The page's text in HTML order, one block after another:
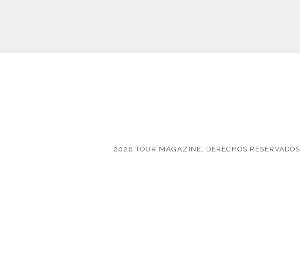
2026 TOUR MAGAZINE, DERECHOS RESERVADOS